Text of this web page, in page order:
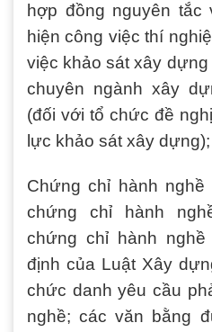
hợp đồng nguyên
hiện công việc thí
việc khảo sát xây
chuyên ngành xây
(đối với tổ chức đề
lực khảo sát xây dựng);
Chứng chỉ hành
chứng chỉ hành
chứng chỉ hành
định của Luật Xây
chức danh yêu cầu
nghề; các văn bằng